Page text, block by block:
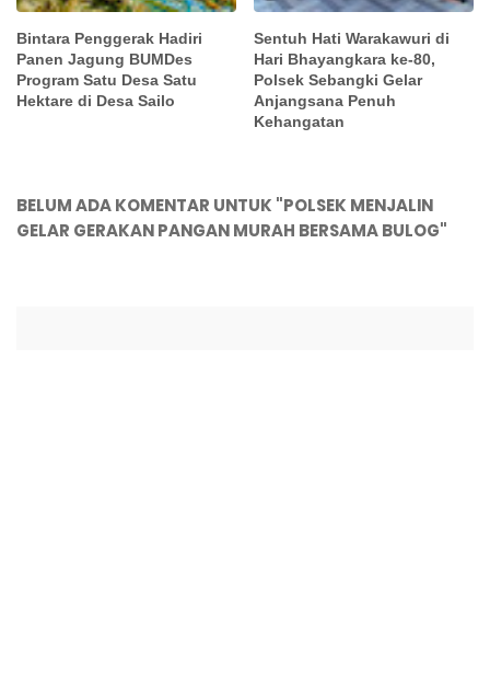
Bintara Penggerak Hadiri
Panen Jagung BUMDes
Program Satu Desa Satu
Hektare di Desa Sailo
Sentuh Hati Warakawuri di
Hari Bhayangkara ke-80,
Polsek Sebangki Gelar
Anjangsana Penuh
Kehangatan
BELUM ADA KOMENTAR UNTUK "POLSEK MENJALIN
GELAR GERAKAN PANGAN MURAH BERSAMA BULOG"